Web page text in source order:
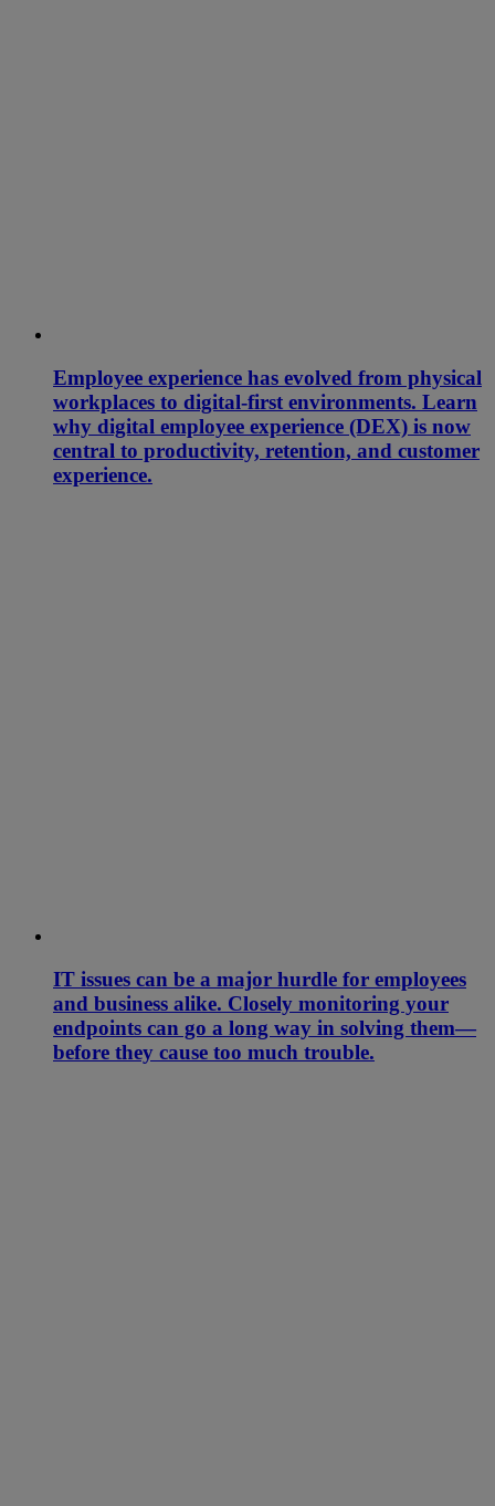
Employee experience has evolved from physical
workplaces to digital-first environments. Learn
why digital employee experience (DEX) is now
central to productivity, retention, and customer
experience.
IT issues can be a major hurdle for employees
and business alike. Closely monitoring your
endpoints can go a long way in solving them—
before they cause too much trouble.